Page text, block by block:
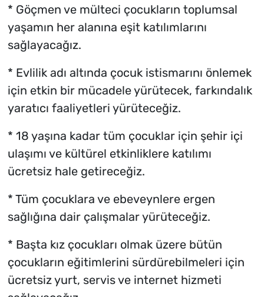
* Göçmen ve mülteci çocukların toplumsal
yaşamın her alanına eşit katılımlarını
sağlayacağız.
* Evlilik adı altında çocuk istismarını önlemek
için etkin bir mücadele yürütecek, farkındalık
yaratıcı faaliyetleri yürüteceğiz.
* 18 yaşına kadar tüm çocuklar için şehir içi
ulaşımı ve kültürel etkinliklere katılımı
ücretsiz hale getireceğiz.
* Tüm çocuklara ve ebeveynlere ergen
sağlığına dair çalışmalar yürüteceğiz.
* Başta kız çocukları olmak üzere bütün
çocukların eğitimlerini sürdürebilmeleri için
ücretsiz yurt, servis ve internet hizmeti